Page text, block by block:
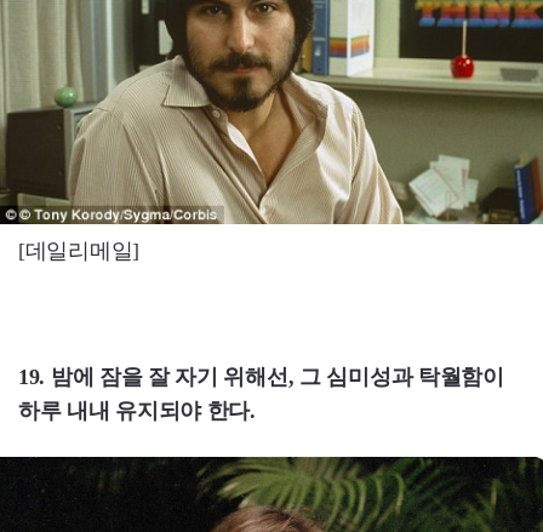
[데일리메일]
19. 밤에 잠을 잘 자기 위해선, 그 심미성과 탁월함이
하루 내내 유지되야 한다.